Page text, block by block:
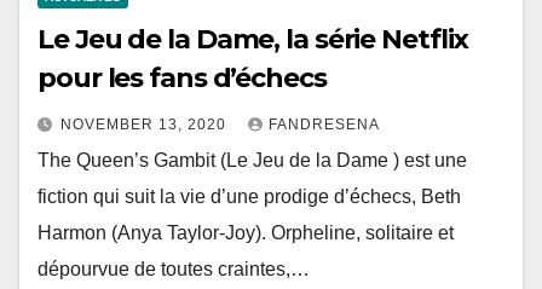
Le Jeu de la Dame, la série Netflix
pour les fans d’échecs
NOVEMBER 13, 2020 FANDRESENA
The Queen’s Gambit (Le Jeu de la Dame ) est une
fiction qui suit la vie d’une prodige d’échecs, Beth
Harmon (Anya Taylor-Joy). Orpheline, solitaire et
dépourvue de toutes craintes,…